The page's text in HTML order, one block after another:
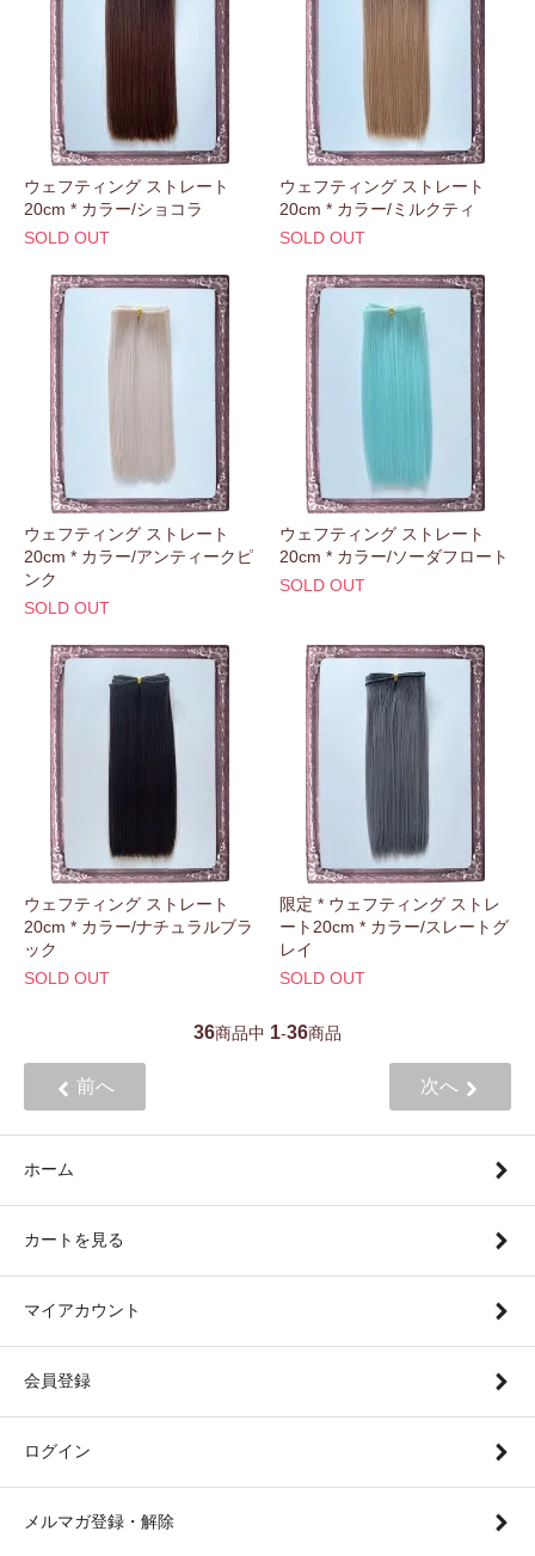
ウェフティング ストレート
20cm * カラー/ショコラ
SOLD OUT
ウェフティング ストレート
20cm * カラー/ミルクティ
SOLD OUT
ウェフティング ストレート
20cm * カラー/アンティークピ
ンク
SOLD OUT
ウェフティング ストレート
20cm * カラー/ソーダフロート
SOLD OUT
ウェフティング ストレート
20cm * カラー/ナチュラルブラ
ック
SOLD OUT
限定 * ウェフティング ストレ
ート20cm * カラー/スレートグ
レイ
SOLD OUT
36商品中 1-36商品
前へ 次へ
ホーム
カートを見る
マイアカウント
会員登録
ログイン
メルマガ登録・解除